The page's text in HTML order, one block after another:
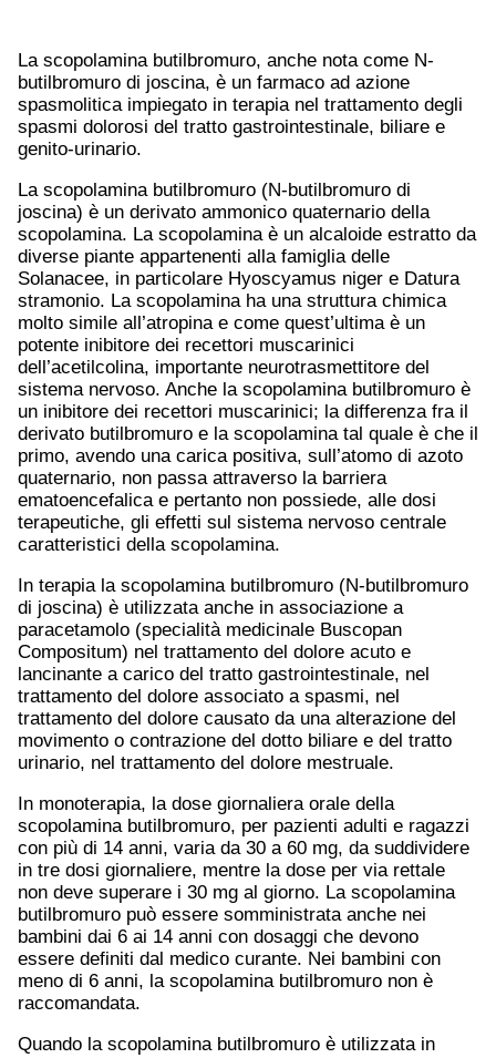
La scopolamina butilbromuro, anche nota come N-
butilbromuro di joscina, è un farmaco ad azione
spasmolitica impiegato in terapia nel trattamento degli
spasmi dolorosi del tratto gastrointestinale, biliare e
genito-urinario.
La scopolamina butilbromuro (N-butilbromuro di
joscina) è un derivato ammonico quaternario della
scopolamina. La scopolamina è un alcaloide estratto da
diverse piante appartenenti alla famiglia delle
Solanacee, in particolare Hyoscyamus niger e Datura
stramonio. La scopolamina ha una struttura chimica
molto simile all’atropina e come quest’ultima è un
potente inibitore dei recettori muscarinici
dell’acetilcolina, importante neurotrasmettitore del
sistema nervoso. Anche la scopolamina butilbromuro è
un inibitore dei recettori muscarinici; la differenza fra il
derivato butilbromuro e la scopolamina tal quale è che il
primo, avendo una carica positiva, sull’atomo di azoto
quaternario, non passa attraverso la barriera
ematoencefalica e pertanto non possiede, alle dosi
terapeutiche, gli effetti sul sistema nervoso centrale
caratteristici della scopolamina.
In terapia la scopolamina butilbromuro (N-butilbromuro
di joscina) è utilizzata anche in associazione a
paracetamolo (specialità medicinale Buscopan
Compositum) nel trattamento del dolore acuto e
lancinante a carico del tratto gastrointestinale, nel
trattamento del dolore associato a spasmi, nel
trattamento del dolore causato da una alterazione del
movimento o contrazione del dotto biliare e del tratto
urinario, nel trattamento del dolore mestruale.
In monoterapia, la dose giornaliera orale della
scopolamina butilbromuro, per pazienti adulti e ragazzi
con più di 14 anni, varia da 30 a 60 mg, da suddividere
in tre dosi giornaliere, mentre la dose per via rettale
non deve superare i 30 mg al giorno. La scopolamina
butilbromuro può essere somministrata anche nei
bambini dai 6 ai 14 anni con dosaggi che devono
essere definiti dal medico curante. Nei bambini con
meno di 6 anni, la scopolamina butilbromuro non è
raccomandata.
Quando la scopolamina butilbromuro è utilizzata in